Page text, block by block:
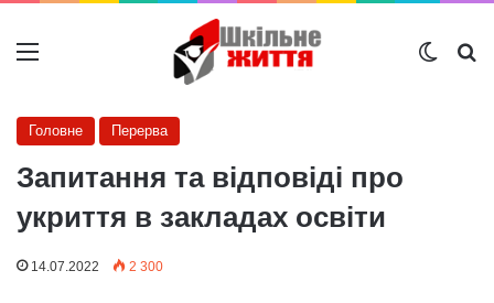
Меню
Головне Перерва
Запитання та відповіді про
укриття в закладах освіти
14.07.2022 2 300